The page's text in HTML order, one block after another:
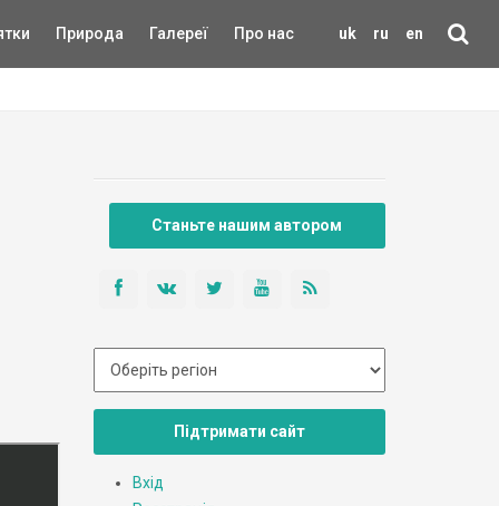
uk ru en
Природа Галереї Про нас
Станьте нашим автором
Підтримати сайт
Вхід